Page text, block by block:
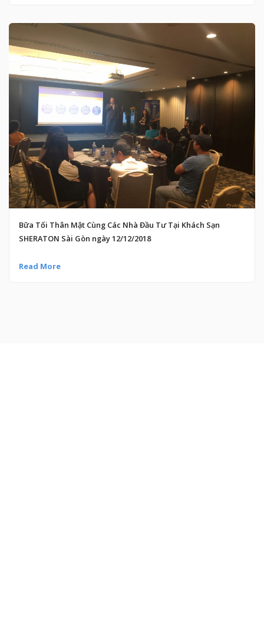
Bữa Tối Thân Mật Cùng Các Nhà Đầu Tư Tại Khách Sạn
SHERATON Sài Gòn ngày 12/12/2018
Read More